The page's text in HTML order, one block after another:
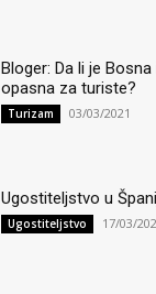
Bloger: Da li je
opasna za turiste?
Turizam 03/03/2021
Ugostiteljstvo u
Ugostiteljstvo 17/03/